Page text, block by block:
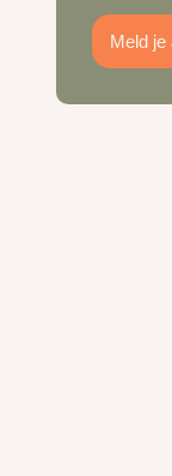
Meld je